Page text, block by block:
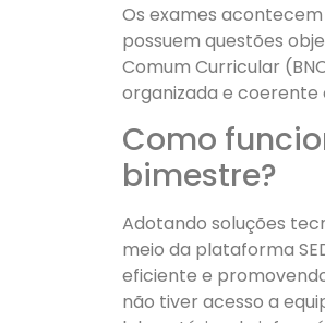
Os exames
possuem questões
Comum Curricular
organizada e coerente
Como
bimestre?
Adotando soluções
meio da plataforma
eficiente e
não tiver acesso a